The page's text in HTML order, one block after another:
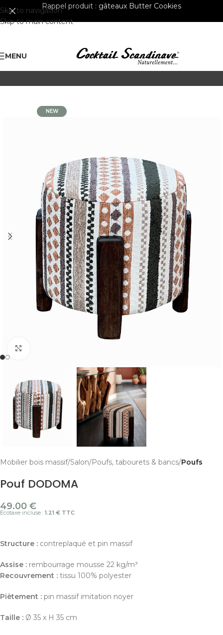
Skip to navigation
Skip to main content
Rappel produit : gâteaux Butter Cookies
MENU
NEW
Mobilier bois massif Salon Poufs, tabourets & bancs Poufs
Pouf DODOMA
49.00 €
Ecotaxe incluse : 1.21 € TTC
Structure : contreplaqué et pin massif
Assise : rembourrage mousse 22 kg/m³
Recouvrement : tissu 100% polyester
Piètement : pin massif imitation noyer
Taille : Ø 35 x H 35 cm